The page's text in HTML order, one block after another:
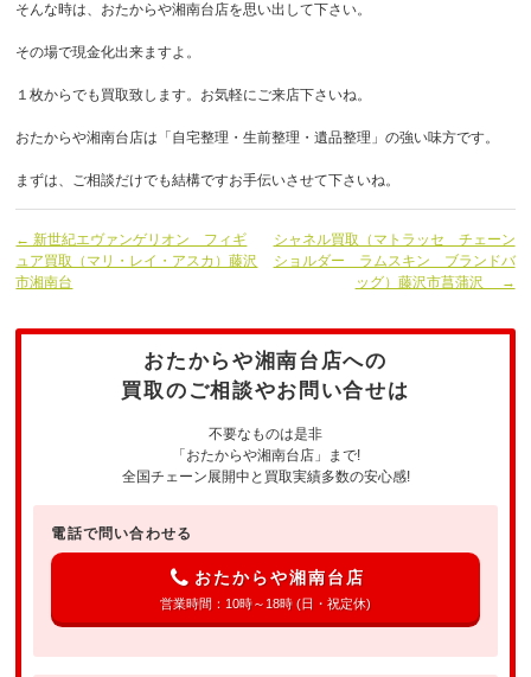
そんな時は、おたからや湘南台店を思い出して下さい。
その場で現金化出来ますよ。
１枚からでも買取致します。お気軽にご来店下さいね。
おたからや湘南台店は「自宅整理・生前整理・遺品整理」の強い味方です。
まずは、ご相談だけでも結構ですお手伝いさせて下さいね。
← 新世紀エヴァンゲリオン フィギ
ュア買取（マリ・レイ・アスカ）藤沢
市湘南台
シャネル買取（マトラッセ チェーン
ショルダー ラムスキン ブランドバ
ッグ）藤沢市菖蒲沢 →
おたからや湘南台店への
買取のご相談やお問い合せは
不要なものは是非
「おたからや湘南台店」まで!
全国チェーン展開中と買取実績多数の安心感!
電話で問い合わせる
おたからや湘南台店
営業時間：10時～18時 (日・祝定休)